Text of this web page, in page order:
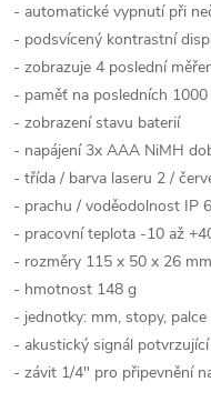
- automatické vypnutí při
- podsvícený kontrastní
- zobrazuje 4 poslední
- paměť na posledních
- zobrazení stavu baterií
- napájení 3x AAA NiMH
- třída / barva laseru 2 /
- prachu / voděodolnost IP
- pracovní teplota -10 až
- rozměry 115 x 50 x 26 mm
- hmotnost 148 g
- jednotky: mm, stopy, palce
- akustický signál
- závit 1/4" pro připevnění